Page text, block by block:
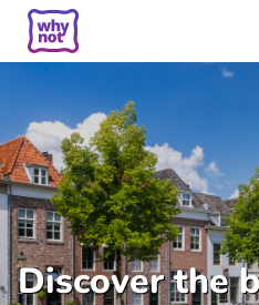
Discover the